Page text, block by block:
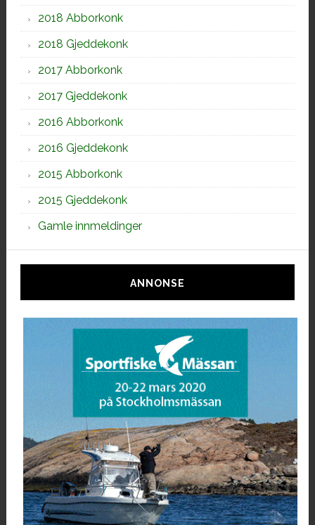
2018 Abborkonk
2018 Gjeddekonk
2017 Abborkonk
2017 Gjeddekonk
2016 Abborkonk
2016 Gjeddekonk
2015 Abborkonk
2015 Gjeddekonk
Gamle innmeldinger
ANNONSE